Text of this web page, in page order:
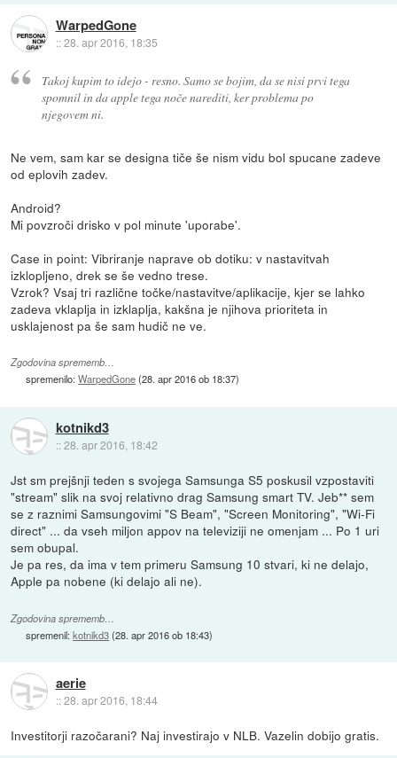
WarpedGone
::28. apr 2016, 18:35
Takoj kupim to idejo - resno. Samo se bojim, da se nisi prvi tega
spomnil in da apple tega noče narediti, ker problema po
njegovem ni.
Ne vem, sam kar se designa tiče še nism vidu bol spucane zadeve
od eplovih zadev.
Android?
Mi povzroči drisko v pol minute 'uporabe'.
Case in point: Vibriranje naprave ob dotiku: v nastavitvah
izklopljeno, drek se še vedno trese.
Vzrok? Vsaj tri različne točke/nastavitve/aplikacije, kjer se lahko
zadeva vklaplja in izklaplja, kakšna je njihova prioriteta in
usklajenost pa še sam hudič ne ve.
Zgodovina sprememb…
spremenilo:WarpedGone(28. apr 2016 ob 18:37)
kotnikd3
::28. apr 2016, 18:42
Jst sm prejšnji teden s svojega Samsunga S5 poskusil vzpostaviti
"stream" slik na svoj relativno drag Samsung smart TV. Jeb** sem
se z raznimi Samsungovimi "S Beam", "Screen Monitoring", "Wi-Fi
direct" ... da vseh miljon appov na televiziji ne omenjam ... Po 1 uri
sem obupal.
Je pa res, da ima v tem primeru Samsung 10 stvari, ki ne delajo,
Apple pa nobene (ki delajo ali ne).
Zgodovina sprememb…
spremenil:kotnikd3(28. apr 2016 ob 18:43)
aerie
::28. apr 2016, 18:44
Investitorji razočarani? Naj investirajo v NLB. Vazelin dobijo gratis.